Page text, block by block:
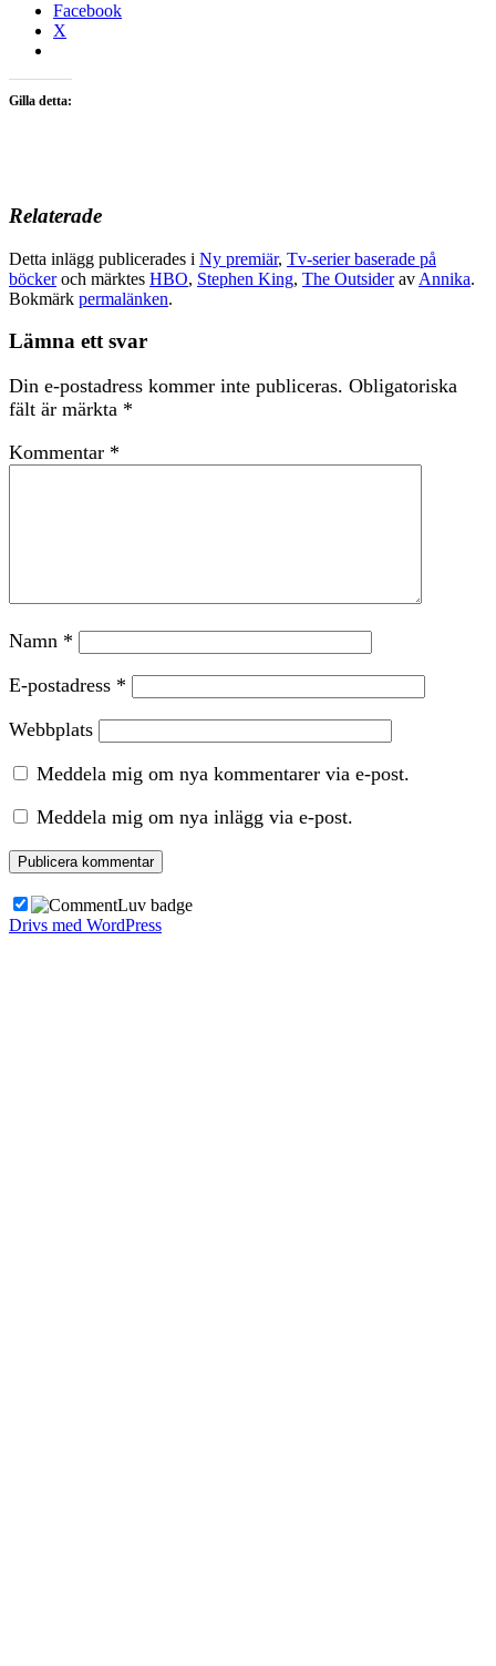
Facebook
X
Gilla detta:
Relaterade
Detta inlägg publicerades i Ny premiär, Tv-serier baserade på
böckeroch märktes HBO, Stephen King, The Outsiderav Annika.
Bokmärk permalänken.
Lämna ett svar
Din e-postadress kommer inte publiceras. Obligatoriska
fält är märkta *
Kommentar *
Namn *
E-postadress *
Webbplats
Meddela mig om nya kommentarer via e-post.
Meddela mig om nya inlägg via e-post.
Drivs med WordPress